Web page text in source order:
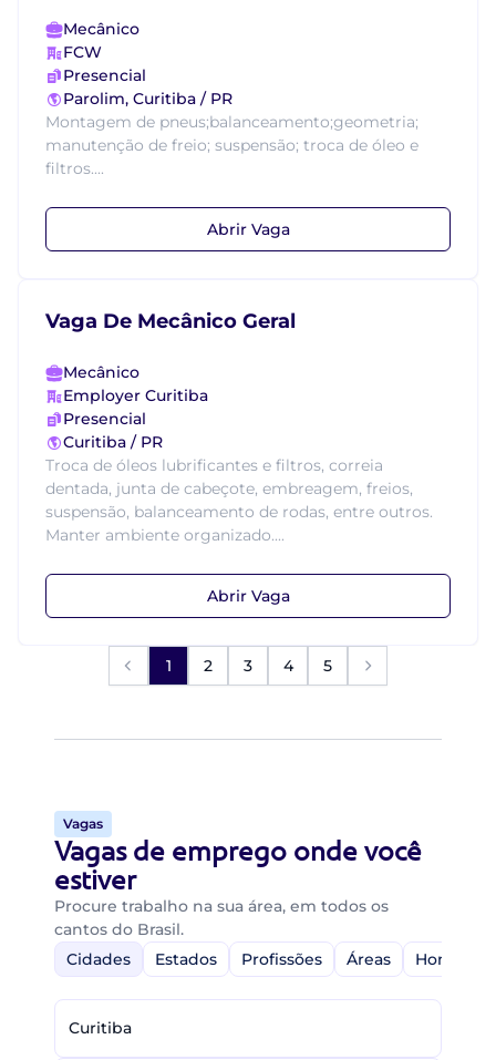
Mecânico
FCW
Presencial
Parolim, Curitiba / PR
Montagem de pneus;balanceamento;geometria;
manutenção de freio; suspensão; troca de óleo e
filtros....
Abrir Vaga
Vaga De Mecânico Geral
Mecânico
Employer Curitiba
Presencial
Curitiba / PR
Troca de óleos lubrificantes e filtros, correia
dentada, junta de cabeçote, embreagem, freios,
suspensão, balanceamento de rodas, entre outros.
Manter ambiente organizado....
Abrir Vaga
1 2 3 4 5
Vagas
Vagas de emprego onde você
estiver
Procure trabalho na sua área, em todos os
cantos do Brasil.
Cidades
Estados Profissões Áreas Home-
Curitiba